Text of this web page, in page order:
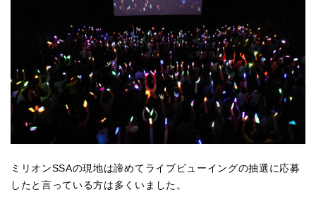
ミリオンSSAの現地は諦めてライブビューイングの抽選に応募
したと言っている方は多くいました。